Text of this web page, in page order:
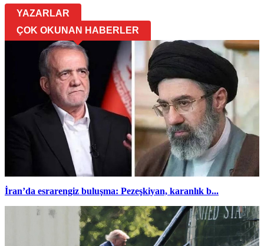
YAZARLAR
ÇOK OKUNAN HABERLER
İran’da esrarengiz buluşma: Pezeşkiyan, karanlık b...